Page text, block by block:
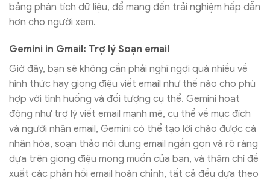
bảng phân tích dữ liệu, để mang đến trải nghiệm hấp dẫn
hơn cho người xem.
Gemini in Gmail: Trợ lý Soạn email
Giờ đây, bạn sẽ không cần phải nghĩ ngợi quá nhiều về
hình thức hay giọng điệu viết email như thế nào cho phù
hợp với tình huống và đối tượng cụ thể. Gemini hoạt
động như trợ lý viết email mạnh mẽ, cụ thể về mục đích
và người nhận email, Gemini có thể tạo lời chào được cá
nhân hóa, soạn thảo nội dung email ngắn gọn và rõ ràng
dựa trên giọng điệu mong muốn của bạn, và thậm chí đề
xuất các phản hồi email hoàn chỉnh, tất cả đều dựa theo